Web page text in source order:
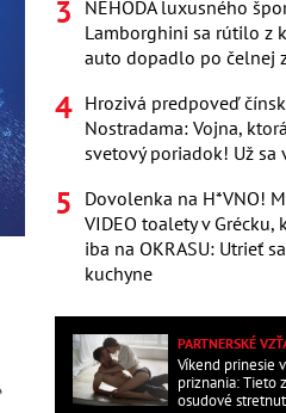
NEHODA luxusného
Lamborghini sa rútilo z
auto dopadlo po čelnej
Hrozivá predpoveď
Nostradama: Vojna,
svetový poriadok! Už
Dovolenka na H*VNO!
VIDEO toalety v Grécku,
iba na OKRASU: Utrieť
kuchyne
PARTNERSKÉ
Víkend prinesie
priznania: Tieto
osudové